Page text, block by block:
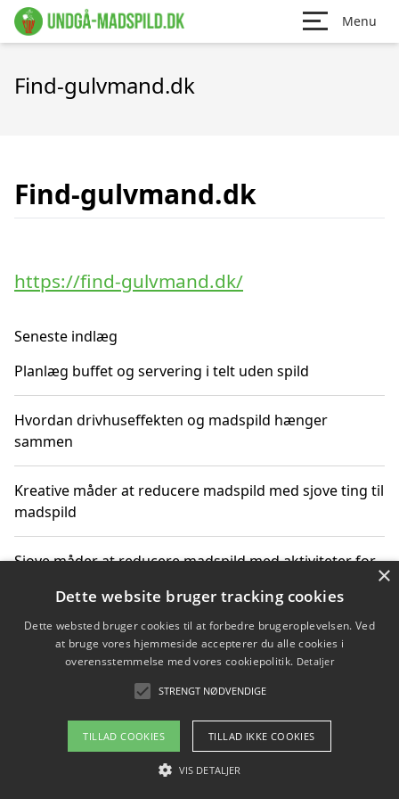
Menu
Find-gulvmand.dk
Find-gulvmand.dk
https://find-gulvmand.dk/
Seneste indlæg
Planlæg buffet og servering i telt uden spild
Hvordan drivhuseffekten og madspild hænger
sammen
Kreative måder at reducere madspild med sjove ting til
madspild
Sjove måder at reducere madspild med aktiviteter for
Hvor finder jeg nemme måltidskasser i Vejle
Om / kontakt
Blog Betingelser
×
Dette website bruger tracking cookies
Dette websted bruger cookies til at forbedre brugeroplevelsen. Ved
at bruge vores hjemmeside accepterer du alle cookies i
overensstemmelse med vores cookiepolitik. Detaljer
STRENGT NØDVENDIGE
TILLAD COOKIES TILLAD IKKE COOKIES
VIS DETALJER